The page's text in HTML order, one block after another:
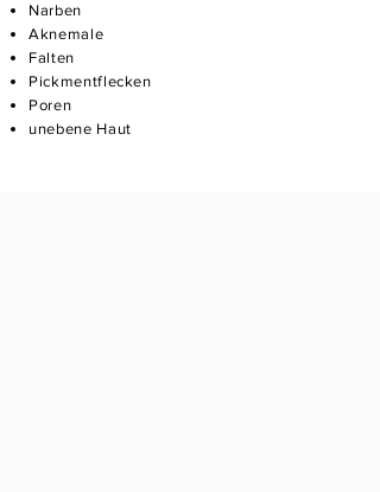
Narben
Aknemale
Falten
Pickmentflecken
Poren
unebene Haut